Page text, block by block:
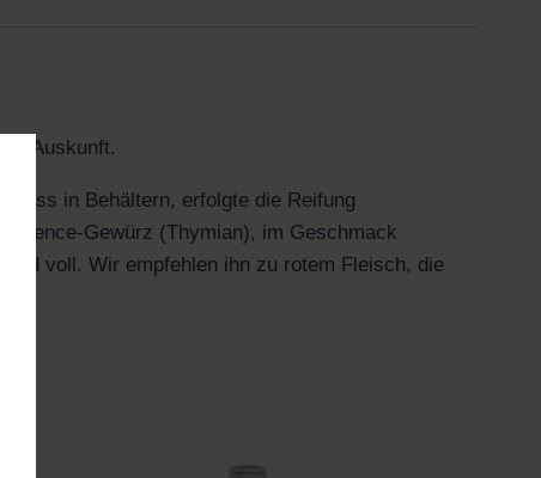
Auskunft.
in Behältern, erfolgte die Reifung
Gewürz (Thymian), im Geschmack
voll. Wir empfehlen ihn zu rotem Fleisch, die